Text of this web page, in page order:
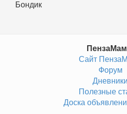
Бондик
Сайт
Форум
Дневники
Полезные
Доска